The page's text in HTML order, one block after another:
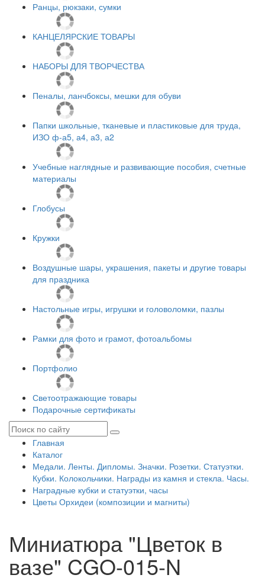
Ранцы, рюкзаки, сумки
КАНЦЕЛЯРСКИЕ ТОВАРЫ
НАБОРЫ ДЛЯ ТВОРЧЕСТВА
Пеналы, ланчбоксы, мешки для обуви
Папки школьные, тканевые и пластиковые для труда,
ИЗО ф-а5, а4, а3, а2
Учебные наглядные и развивающие пособия, счетные
материалы
Глобусы
Кружки
Воздушные шары, украшения, пакеты и другие товары
для праздника
Настольные игры, игрушки и головоломки, пазлы
Рамки для фото и грамот, фотоальбомы
Портфолио
Светоотражающие товары
Подарочные сертификаты
Главная
Каталог
Медали. Ленты. Дипломы. Значки. Розетки. Статуэтки.
Кубки. Колокольчики. Награды из камня и стекла. Часы.
Наградные кубки и статуэтки, часы
Цветы Орхидеи (композиции и магниты)
Миниатюра "Цветок в
вазе" CGO-015-N